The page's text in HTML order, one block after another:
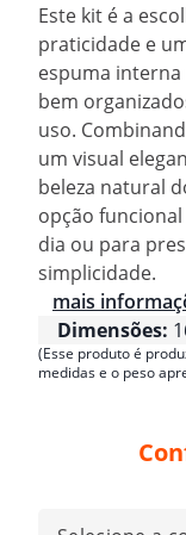
Este kit é a
praticidade e
espuma
bem
uso.
um visual
beleza natural
opção
dia ou para
simplicidade.
mais
Dimensões:
(Esse produto é
medidas e o peso